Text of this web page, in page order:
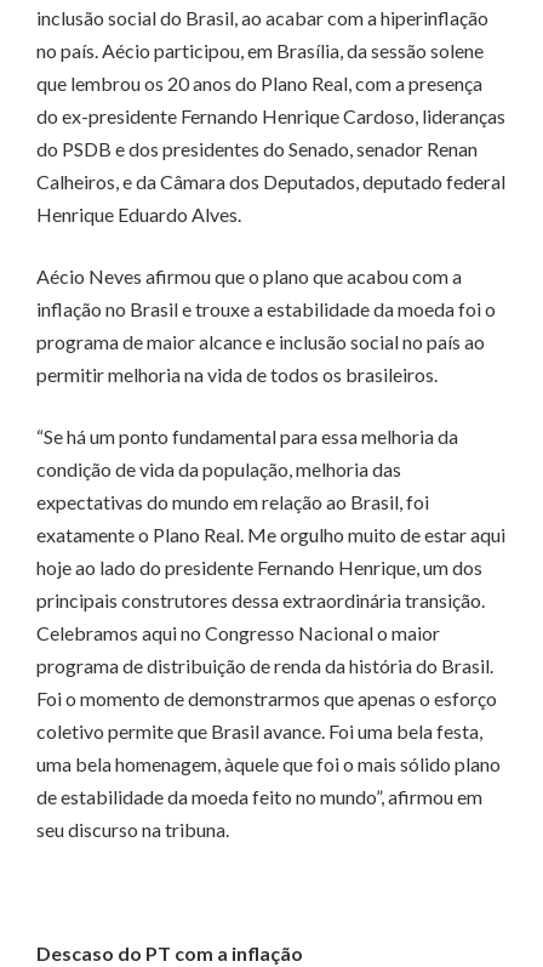
inclusão social do Brasil, ao acabar com a hiperinflação
no país. Aécio participou, em Brasília, da sessão solene
que lembrou os 20 anos do Plano Real, com a presença
do ex-presidente Fernando Henrique Cardoso, lideranças
do PSDB e dos presidentes do Senado, senador Renan
Calheiros, e da Câmara dos Deputados, deputado federal
Henrique Eduardo Alves.
Aécio Neves afirmou que o plano que acabou com a
inflação no Brasil e trouxe a estabilidade da moeda foi o
programa de maior alcance e inclusão social no país ao
permitir melhoria na vida de todos os brasileiros.
“Se há um ponto fundamental para essa melhoria da
condição de vida da população, melhoria das
expectativas do mundo em relação ao Brasil, foi
exatamente o Plano Real. Me orgulho muito de estar aqui
hoje ao lado do presidente Fernando Henrique, um dos
principais construtores dessa extraordinária transição.
Celebramos aqui no Congresso Nacional o maior
programa de distribuição de renda da história do Brasil.
Foi o momento de demonstrarmos que apenas o esforço
coletivo permite que Brasil avance. Foi uma bela festa,
uma bela homenagem, àquele que foi o mais sólido plano
de estabilidade da moeda feito no mundo”, afirmou em
seu discurso na tribuna.
Descaso do PT com a inflação